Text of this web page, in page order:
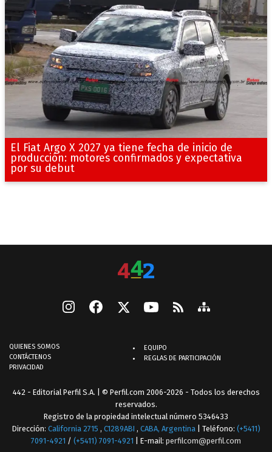
El Fiat Argo X 2027 ya tiene fecha de inicio de
producción: motores confirmados y expectativa
por su debut
QUIENES SOMOS
CONTÁCTENOS
PRIVACIDAD
EQUIPO
REGLAS DE PARTICIPACIÓN
442 - Editorial Perfil S.A. | © Perfil.com 2006-2026 - Todos los derechos
reservados.
Registro de la propiedad intelectual número 5346433
Dirección: California 2715 , C1289ABI , CABA, Argentina | Teléfono: (+5411)
7091-4921 / (+5411) 7091-4921 | E-mail: perfilcom@perfil.com